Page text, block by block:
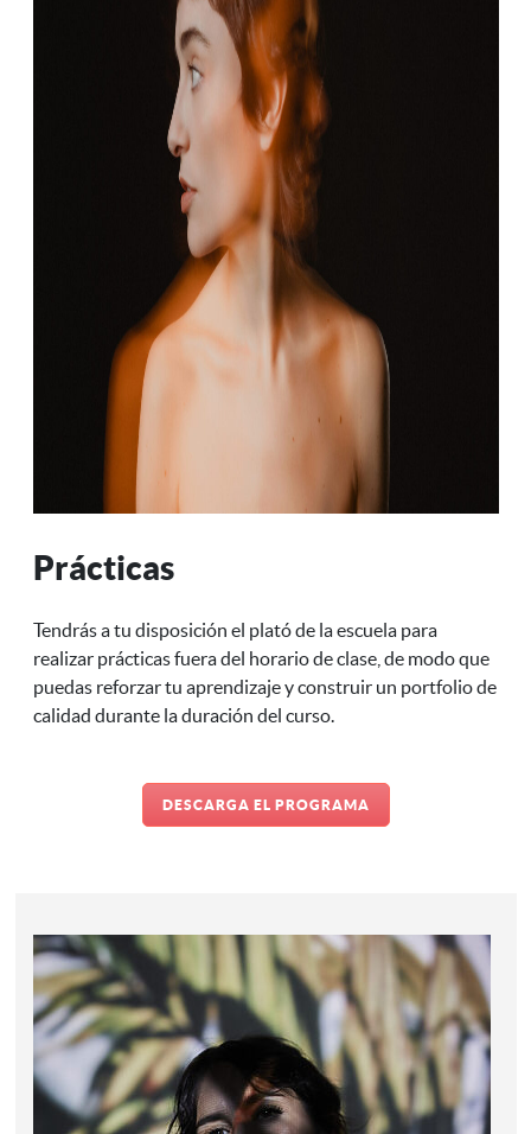
Prácticas
Tendrás a tu disposición el plató de la escuela para
realizar prácticas fuera del horario de clase, de modo que
puedas reforzar tu aprendizaje y construir un portfolio de
calidad durante la duración del curso.
DESCARGA EL PROGRAMA